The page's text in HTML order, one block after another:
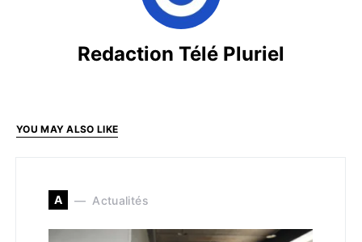
Redaction Télé Pluriel
YOU MAY ALSO LIKE
A Actualités